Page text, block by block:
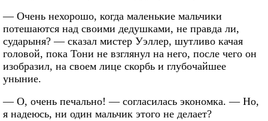
— Очень нехорошо, когда маленькие мальчики
потешаются над своими дедушками, не правда ли,
сударыня? — сказал мистер Уэллер, шутливо качая
головой, пока Тони не взглянул на него, после чего он
изобразил, на своем лице скорбь и глубочайшее
уныние.
— О, очень печально! — согласилась экономка. — Но,
я надеюсь, ни один мальчик этого не делает?